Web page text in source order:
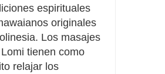
espirituales
originales
Los masajes
tienen como
relajar los